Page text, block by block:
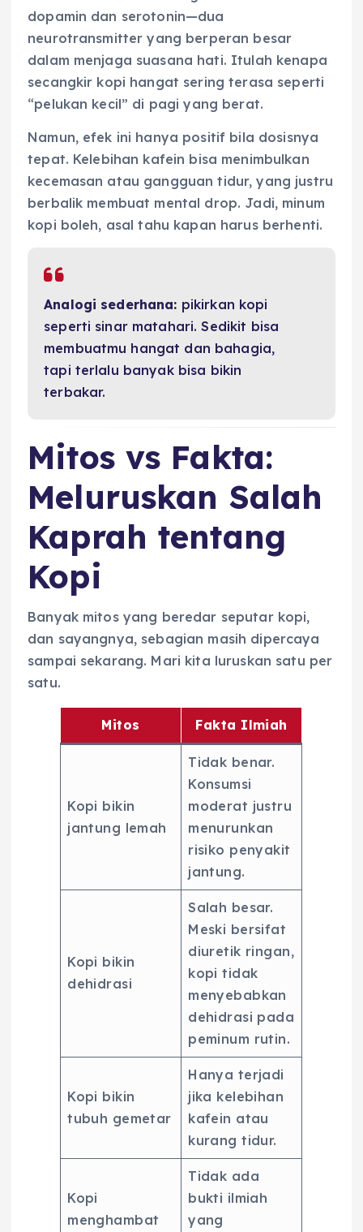
dopamin dan serotonin—dua
neurotransmitter yang berperan besar
dalam menjaga suasana hati. Itulah kenapa
secangkir kopi hangat sering terasa seperti
“pelukan kecil” di pagi yang berat.
Namun, efek ini hanya positif bila dosisnya
tepat. Kelebihan kafein bisa menimbulkan
kecemasan atau gangguan tidur, yang justru
berbalik membuat mental drop. Jadi, minum
kopi boleh, asal tahu kapan harus berhenti.
Analogi sederhana: pikirkan kopi
seperti sinar matahari. Sedikit bisa
membuatmu hangat dan bahagia,
tapi terlalu banyak bisa bikin
terbakar.
Mitos vs Fakta:
Meluruskan Salah
Kaprah tentang
Kopi
Banyak mitos yang beredar seputar kopi,
dan sayangnya, sebagian masih dipercaya
sampai sekarang. Mari kita luruskan satu per
satu.
Mitos Fakta Ilmiah
Kopi bikin
jantung lemah
Tidak benar.
Konsumsi
moderat justru
menurunkan
risiko penyakit
jantung.
Kopi bikin
dehidrasi
Salah besar.
Meski bersifat
diuretik ringan,
kopi tidak
menyebabkan
dehidrasi pada
peminum rutin.
Kopi bikin
tubuh gemetar
Hanya terjadi
jika kelebihan
kafein atau
kurang tidur.
Kopi
menghambat
Tidak ada
bukti ilmiah
yang